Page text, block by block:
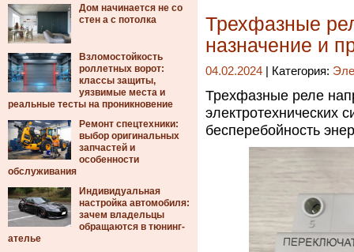
Дом начинается не со
стен а с потолка
Взломостойкость
роллетных ворот:
классы защиты,
уязвимые места и
реальные тесты на проникновение
Ремонт спецтехники:
выбор оригинальных
запчастей и
особенности
обслуживания
Индивидуальная
настройка автомобиля:
зачем владельцы
обращаются в тюнинг-
ателье
Трехфазные
назначение и
04.02.2024 | Категория:
Трехфазные реле
электротехнических
бесперебойность